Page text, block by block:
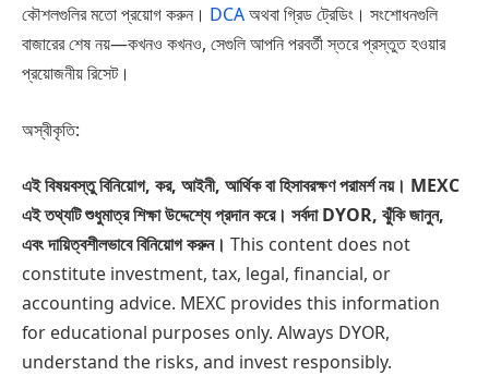
কৌশলগুলির মতো প্রয়োগ করুন। DCAঅথবা গ্রিড ট্রেডিং। সংশোধনগুলি
বাজারের শেষ নয়—কখনও কখনও, সেগুলি আপনি পরবর্তী স্তরে প্রস্তুত হওয়ার
প্রয়োজনীয় রিসেট।
অস্বীকৃতি:
এই বিষয়বস্তু বিনিয়োগ, কর, আইনী, আর্থিক বা হিসাবরক্ষণ পরামর্শ নয়। MEXC
এই তথ্যটি শুধুমাত্র শিক্ষা উদ্দেশ্যে প্রদান করে। সর্বদা DYOR, ঝুঁকি জানুন,
এবং দায়িত্বশীলভাবে বিনিয়োগ করুন। This content does not
constitute investment, tax, legal, financial, or
accounting advice. MEXC provides this information
for educational purposes only. Always DYOR,
understand the risks, and invest responsibly.